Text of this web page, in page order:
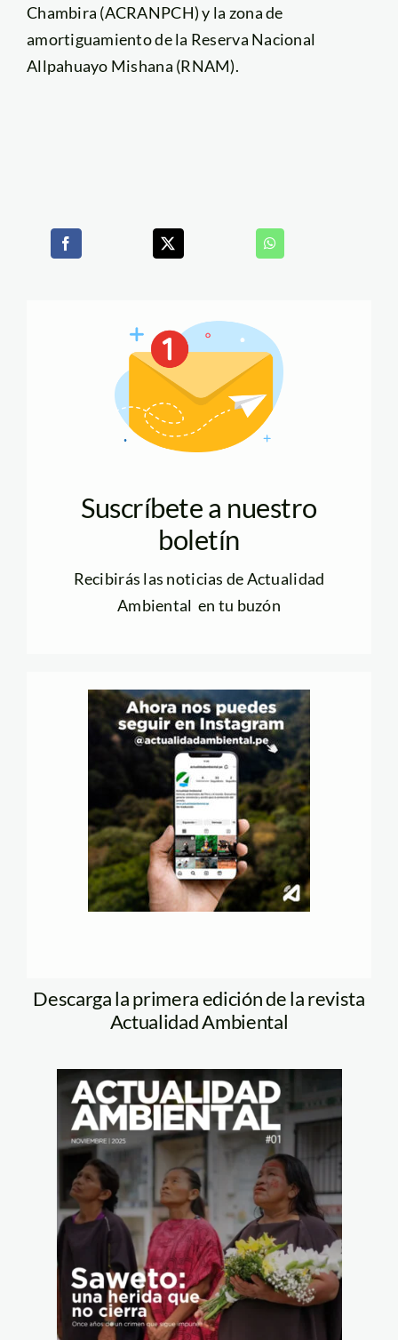
Chambira (ACRANPCH) y la zona de
amortiguamiento de la Reserva Nacional
Allpahuayo Mishana (RNAM).
Suscríbete a nuestro
boletín
Recibirás las noticias de Actualidad
Ambiental en tu buzón
Descarga la primera edición de la revista
Actualidad Ambiental